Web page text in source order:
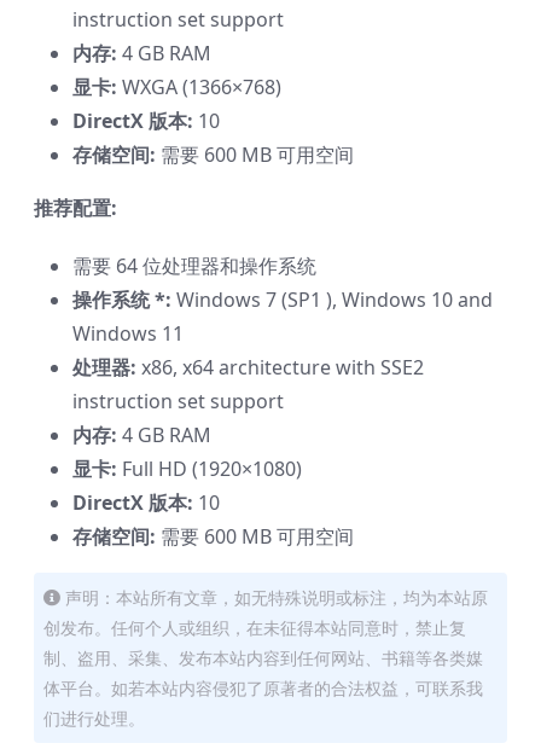
instruction set support
内存: 4 GB RAM
显卡: WXGA (1366×768)
DirectX 版本: 10
存储空间: 需要 600 MB 可用空间
推荐配置:
需要 64 位处理器和操作系统
操作系统 *: Windows 7 (SP1 ), Windows 10 and
Windows 11
处理器: x86, x64 architecture with SSE2
instruction set support
内存: 4 GB RAM
显卡: Full HD (1920×1080)
DirectX 版本: 10
存储空间: 需要 600 MB 可用空间
声明：本站所有文章，如无特殊说明或标注，均为本站原
创发布。任何个人或组织，在未征得本站同意时，禁止复
制、盗用、采集、发布本站内容到任何网站、书籍等各类媒
体平台。如若本站内容侵犯了原著者的合法权益，可联系我
们进行处理。